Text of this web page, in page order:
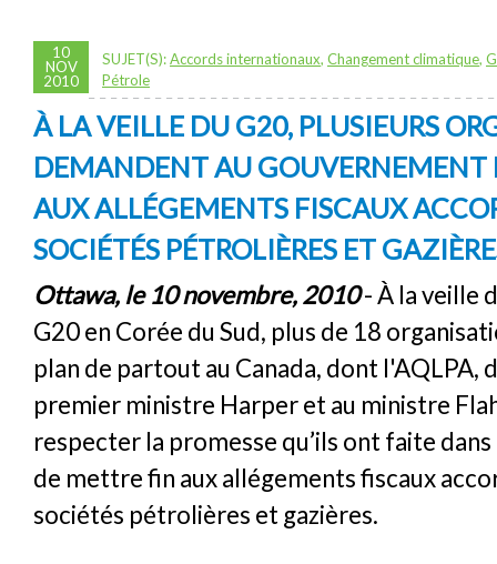
10
NOV
2010
SUJET(S):Accords internationaux, Changement climatique,
Pétrole
À LA VEILLE DU G20, PLUSIEURS
DEMANDENT AU GOUVERNEMENT
AUX ALLÉGEMENTS FISCAUX
SOCIÉTÉS PÉTROLIÈRES ET
Ottawa, le 10 novembre, 2010- À la veille
G20 en Corée du Sud, plus de 18
plan de partout au Canada, dont l'AQLPA,
premier ministre Harper et au ministre
respecter la promesse qu’ils ont faite
de mettre fin aux allégements fiscaux
sociétés pétrolières et gazières.